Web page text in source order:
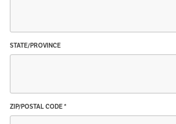
STATE/PROVINCE
ZIP/POSTAL CODE *